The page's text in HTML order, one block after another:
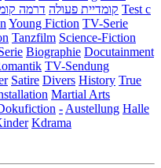
קומדיית פעולה דרמה
Test c
Young Fiction TV-Serie
Tanzfilm Science-Fiction
Biographie Docutainment
TV-Sendung
Satire Divers History True
Martial Arts
-Austellung Halle
Kdrama